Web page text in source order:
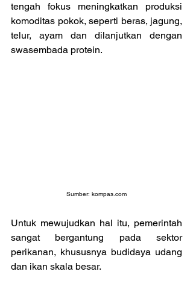
tengah fokus meningkatkan produksi
komoditas pokok, seperti beras, jagung,
telur, ayam dan dilanjutkan dengan
swasembada protein.
Sumber: kompas.com
Untuk mewujudkan hal itu, pemerintah
sangat bergantung pada sektor
perikanan, khususnya budidaya udang
dan ikan skala besar.